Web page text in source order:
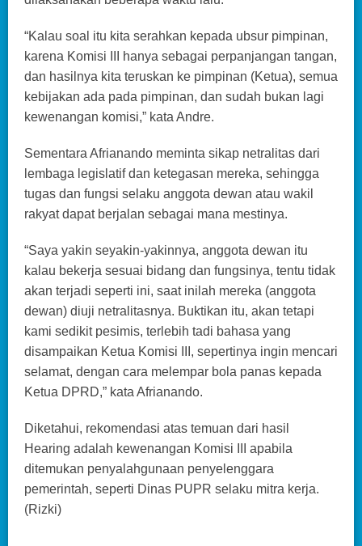
“Kalau soal itu kita serahkan kepada ubsur pimpinan,
karena Komisi III hanya sebagai perpanjangan tangan,
dan hasilnya kita teruskan ke pimpinan (Ketua), semua
kebijakan ada pada pimpinan, dan sudah bukan lagi
kewenangan komisi,” kata Andre.
Sementara Afrianando meminta sikap netralitas dari
lembaga legislatif dan ketegasan mereka, sehingga
tugas dan fungsi selaku anggota dewan atau wakil
rakyat dapat berjalan sebagai mana mestinya.
“Saya yakin seyakin-yakinnya, anggota dewan itu
kalau bekerja sesuai bidang dan fungsinya, tentu tidak
akan terjadi seperti ini, saat inilah mereka (anggota
dewan) diuji netralitasnya. Buktikan itu, akan tetapi
kami sedikit pesimis, terlebih tadi bahasa yang
disampaikan Ketua Komisi III, sepertinya ingin mencari
selamat, dengan cara melempar bola panas kepada
Ketua DPRD,” kata Afrianando.
Diketahui, rekomendasi atas temuan dari hasil
Hearing adalah kewenangan Komisi III apabila
ditemukan penyalahgunaan penyelenggara
pemerintah, seperti Dinas PUPR selaku mitra kerja.
(Rizki)